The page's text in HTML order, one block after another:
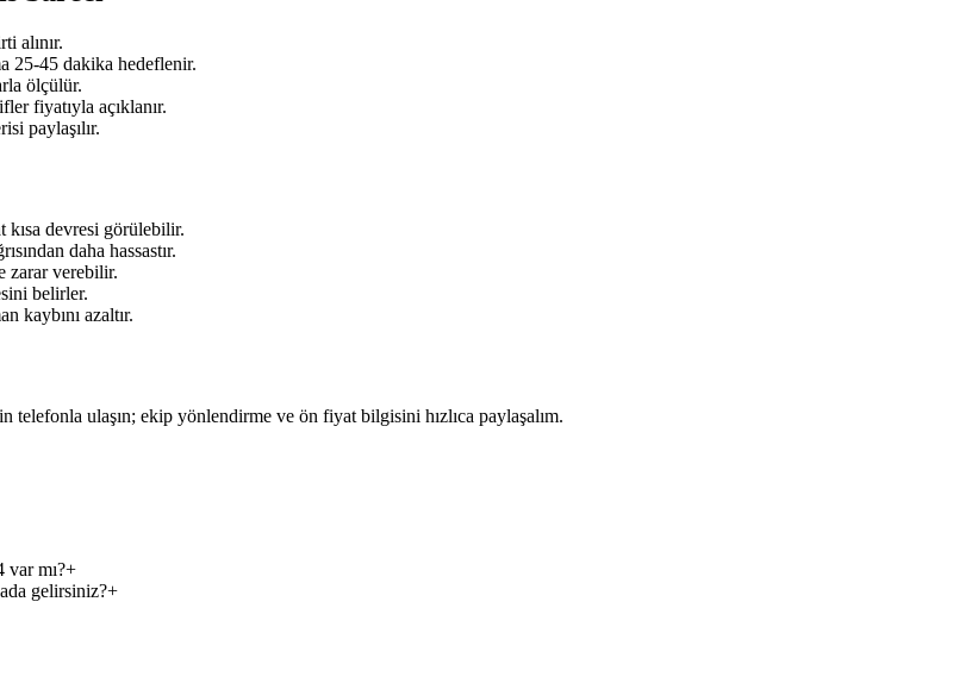
alınır.
25-45 dakika hedeflenir.
ölçülür.
fiyatıyla açıklanır.
paylaşılır.
kısa devresi görülebilir.
daha hassastır.
zarar verebilir.
belirler.
kaybını azaltır.
telefonla ulaşın; ekip yönlendirme ve ön fiyat bilgisini hızlıca paylaşalım.
mı?+
gelirsiniz?+